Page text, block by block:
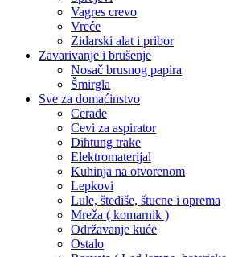
Vagres crevo
Vreće
Zidarski alat i pribor
Zavarivanje i brušenje
Nosač brusnog papira
Šmirgla
Sve za domaćinstvo
Cerade
Cevi za aspirator
Dihtung trake
Elektromaterijal
Kuhinja na otvorenom
Lepkovi
Lule, štediše, štucne i oprema
Mreža ( komarnik )
Održavanje kuće
Ostalo